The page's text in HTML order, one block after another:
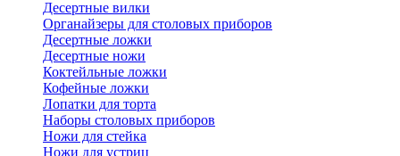
Десертные вилки
Органайзеры для столовых приборов
Десертные ложки
Десертные ножи
Коктейльные ложки
Кофейные ложки
Лопатки для торта
Наборы столовых приборов
Ножи для стейка
Ножи для устриц